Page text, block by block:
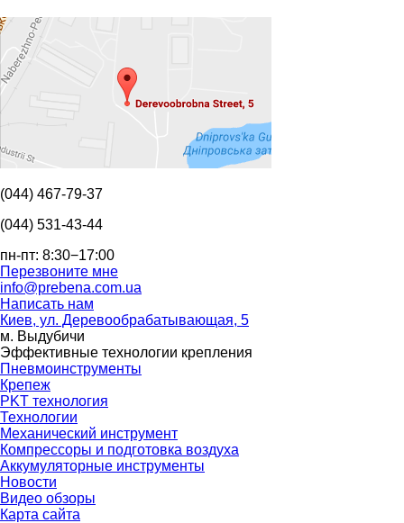
(044) 467-79-37
(044) 531-43-44
пн-пт: 8:30−17:00
Перезвоните мне
info@prebena.com.ua
Написать нам
Киев, ул. Деревообрабатывающая, 5
м. Выдубичи
Эффективные технологии крепления
Пневмоинструменты
Крепеж
PKT технология
Технологии
Механический инструмент
Компрессоры и подготовка воздуха
Аккумуляторные инструменты
Новости
Видео обзоры
Карта сайта